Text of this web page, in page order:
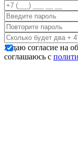
Я даю согласие на
соглашаюсь с